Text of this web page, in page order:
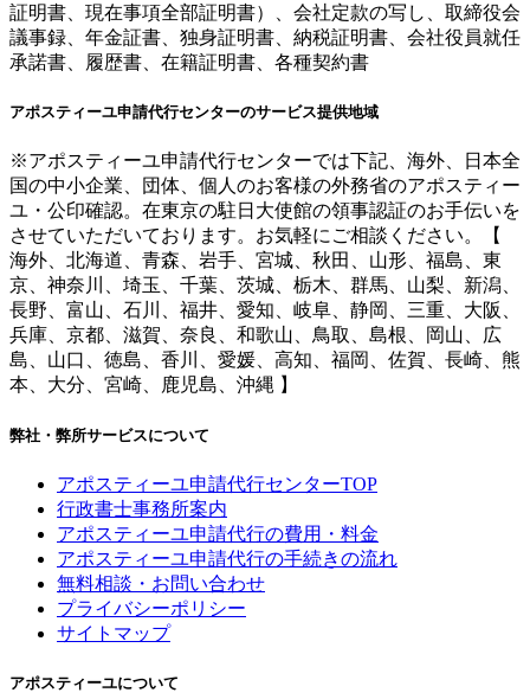
証明書、現在事項全部証明書）、会社定款の写し、取締役会
議事録、年金証書、独身証明書、納税証明書、会社役員就任
承諾書、履歴書、在籍証明書、各種契約書
アポスティーユ申請代行センターのサービス提供地域
※アポスティーユ申請代行センターでは下記、海外、日本全
国の中小企業、団体、個人のお客様の外務省のアポスティー
ユ・公印確認。在東京の駐日大使館の領事認証のお手伝いを
させていただいております。お気軽にご相談ください。【
海外、北海道、青森、岩手、宮城、秋田、山形、福島、東
京、神奈川、埼玉、千葉、茨城、栃木、群馬、山梨、新潟、
長野、富山、石川、福井、愛知、岐阜、静岡、三重、大阪、
兵庫、京都、滋賀、奈良、和歌山、鳥取、島根、岡山、広
島、山口、徳島、香川、愛媛、高知、福岡、佐賀、長崎、熊
本、大分、宮崎、鹿児島、沖縄 】
弊社・弊所サービスについて
アポスティーユ申請代行センターTOP
行政書士事務所案内
アポスティーユ申請代行の費用・料金
アポスティーユ申請代行の手続きの流れ
無料相談・お問い合わせ
プライバシーポリシー
サイトマップ
アポスティーユについて